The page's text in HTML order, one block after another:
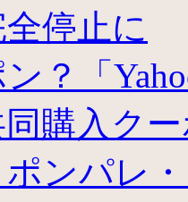
停止に
？「
購入ク
ンパレ